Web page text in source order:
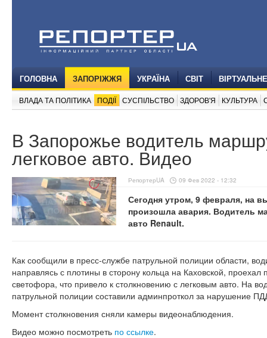
ГОЛОВНА ЗАПОРІЖЖЯ УКРАЇНА СВІТ
ВЛАДА ТА ПОЛІТИКА ПОДІЇ СУСПІЛЬСТВО ЗДОРОВ'Я КУЛЬТУРА
В Запорожье водитель
легковое авто. Видео
РепортерUA 09 Фев 2022 - 12:32
Сегодня утром, 9 февраля, на
произошла авария. Водитель
авто Renault.
Как сообщили в пресс-службе патрульной полиции области,
направлясь с плотины в сторону кольца на Каховской,
светофора, что привело к столкновению с легковым авто. На
патрульной полиции составили админпроткол за нарушение
Момент столкновения сняли камеры видеонаблюдения.
Видео можно посмотреть по ссылке.